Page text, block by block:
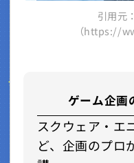
引用元
（https://
ゲーム企画
スクウェア・エ
ど、企画のプロ